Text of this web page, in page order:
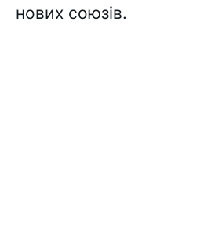
нових союзів.